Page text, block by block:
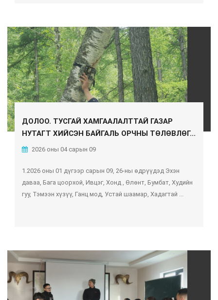
ДОЛОО. ТУСГАЙ ХАМГААЛАЛТТАЙ ГАЗАР
НУТАГТ ХИЙСЭН БАЙГАЛЬ ОРЧНЫ ТӨЛӨВЛӨГ...
2026 оны 04 сарын 09
1.2026 оны 01 дүгээр сарын 09, 26-ны өдрүүдэд Эхэн
даваа, Бага цоорхой, Ивцэг, Хонд , Өлөнт, Бумбат, Худийн
гуу, Тэмээн хүзүү, Ганц мод, Устай шаамар, Хадагтай ...